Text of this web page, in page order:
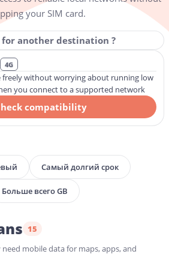
your SIM card.
for another destination ?
4G
without worrying about running low
you connect to a supported network
compatibility
Самый долгий срок
Больше всего GB
15
mobile data for maps, apps, and